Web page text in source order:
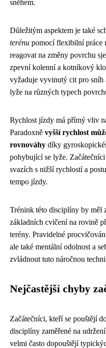
sněhem.
Důležitým aspektem je také
terénu pomocí flexibilní práce
reagovat na změny povrchu
zpevní kolenní a kotníkový
vyžaduje vyvinutý cit pro sníh
lyže na různých typech
Rychlost jízdy má přímý vliv
Paradoxně vyšší rychlost
rovnováhy díky
pohybující se lyže.
svazích s nižší rychlostí a
tempo jízdy.
Trénink této disciplíny by měl
základních cvičení na rovině
terény. Pravidelné
ale také mentální odolnost a
zvládnout tuto náročnou
Nejčastější chyby
Začátečníci, kteří se pouštějí
disciplíny zaměřené na
velmi často dopouštějí